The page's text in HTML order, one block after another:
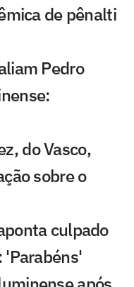
de pênalti
Pedro
do Vasco,
sobre o
culpado
'Parabéns'